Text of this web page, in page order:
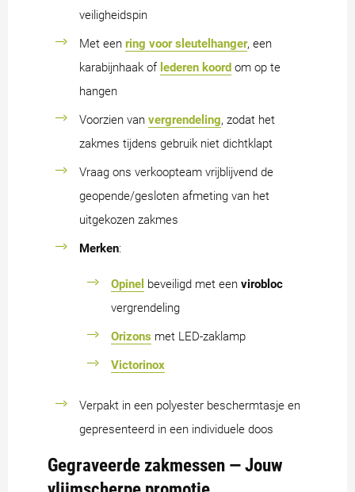
veiligheidspin
Met een ring voor sleutelhanger, een
karabijnhaak of lederen koord om op te
hangen
Voorzien van vergrendeling, zodat het
zakmes tijdens gebruik niet dichtklapt
Vraag ons verkoopteam vrijblijvend de
geopende/gesloten afmeting van het
uitgekozen zakmes
Merken:
Opinel beveiligd met een virobloc
vergrendeling
Orizons met LED-zaklamp
Victorinox
Verpakt in een polyester beschermtasje en
gepresenteerd in een individuele doos
Gegraveerde zakmessen — Jouw